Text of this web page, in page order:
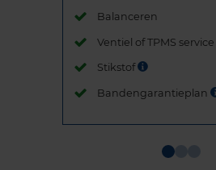
Balanceren
Ventiel of TPMS service
Stikstof
Bandengarantieplan